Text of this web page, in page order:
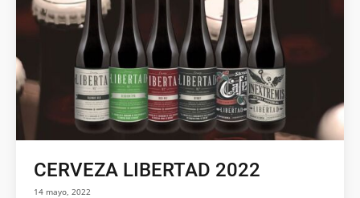
CERVEZA LIBERTAD 2022
14 mayo, 2022